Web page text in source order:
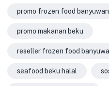
promo frozen food
promo makanan beku
reseller frozen food
seafood beku halal